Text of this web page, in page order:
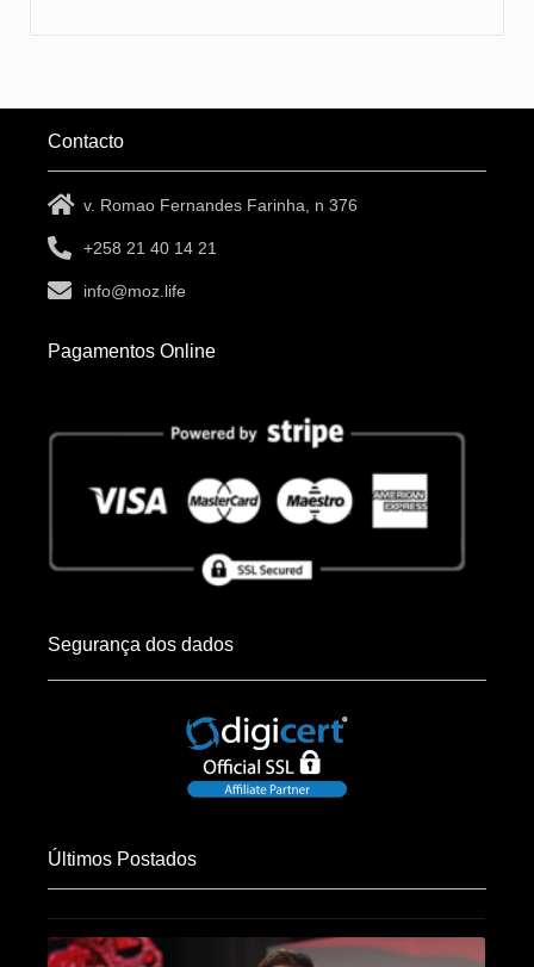
Contacto
v. Romao Fernandes Farinha, n 376
+258 21 40 14 21
info@moz.life
Pagamentos Online
Segurança dos dados
Últimos Postados